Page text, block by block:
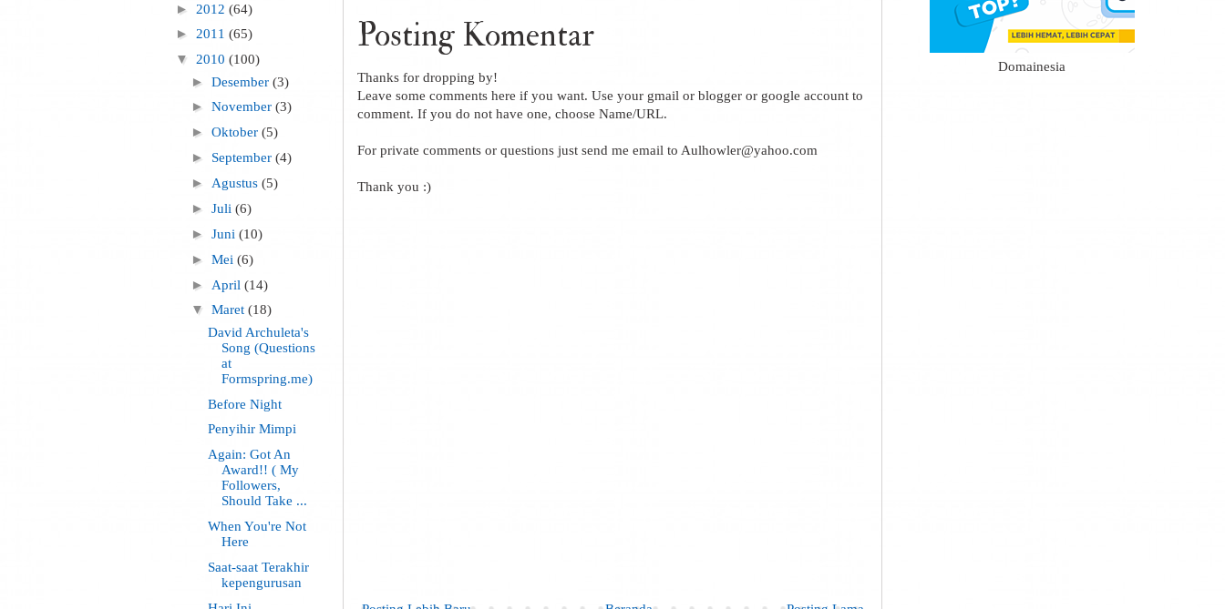
Posting Komentar
Thanks for dropping by!
Leave some comments here if you want. Use your gmail or blogger or google account to
comment. If you do not have one, choose Name/URL.
For private comments or questions just send me email to Aulhowler@yahoo.com
Thank you :)
► 2012 (64)
► 2011 (65)
▼ 2010 (100)
►Desember(3)
►November(3)
►Oktober(5)
► September(4)
► Agustus(5)
►Juli(6)
►Juni(10)
►Mei(6)
► April(14)
▼Maret(18)
David Archuleta's
Song (Questions
at
Formspring.me)
Before Night
Penyihir Mimpi
Again: Got An
Award!! ( My
Followers,
Should Take ...
When You're Not
Here
Saat-saat Terakhir
kepengurusan
Domainesia